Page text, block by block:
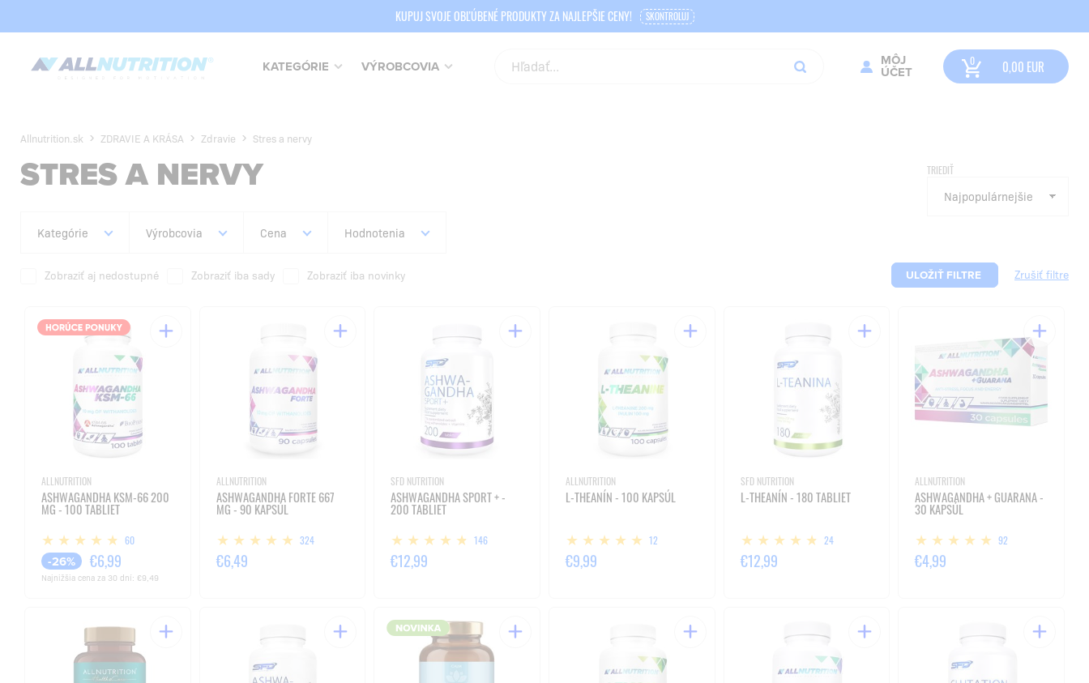
KUPUJ SVOJE OBĽÚBENÉ PRODUKTY ZA NAJLEPŠIE CENY! SKONTROLUJ
KATEGÓRIE VÝROBCOVIA
MÔJ
ÚČET
0,00 EUR
Allnutrition.sk ZDRAVIE A KRÁSA Zdravie Stres a nervy
STRES A NERVY TRIEDIŤ
Kategórie Výrobcovia Cena Hodnotenia
Zobraziť aj nedostupné Zobraziť iba sady Zobraziť iba novinky ULOŽIŤ FILTRE
ALLNUTRITION
ASHWAGANDHA KSM-66 200
MG - 100 TABLIET
60
-26% €6,99
Najnižšia cena za 30 dní: €9,49
ALLNUTRITION
ASHWAGANDHA FORTE 667
MG - 90 KAPSÚL
324
€6,49
SFD NUTRITION
ASHWAGANDHA SPORT + -
200 TABLIET
146
€12,99
ALLNUTRITION
L-THEANÍN - 100 KAPSÚL
12
€9,99
SFD NUTRITION
L-THEANÍN - 180 TABLIET
24
€12,99
ALLNUTRITION
ASHWAGANDHA + GUARANA -
30 KAPSÚL
92
€4,99